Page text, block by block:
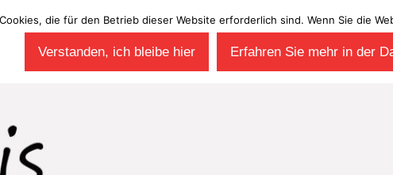
die für den Betrieb dieser Website erforderlich sind. Wenn Sie die
Verstanden, ich bleibe hier Erfahren Sie mehr in der